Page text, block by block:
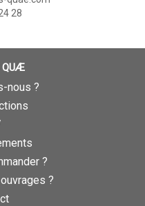
28
QUÆ
nous ?
?
?